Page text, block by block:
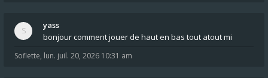
yass
bonjour comment jouer de haut en bas tout atout mi
Soflette, lun. juil. 20, 2026 10:31 am